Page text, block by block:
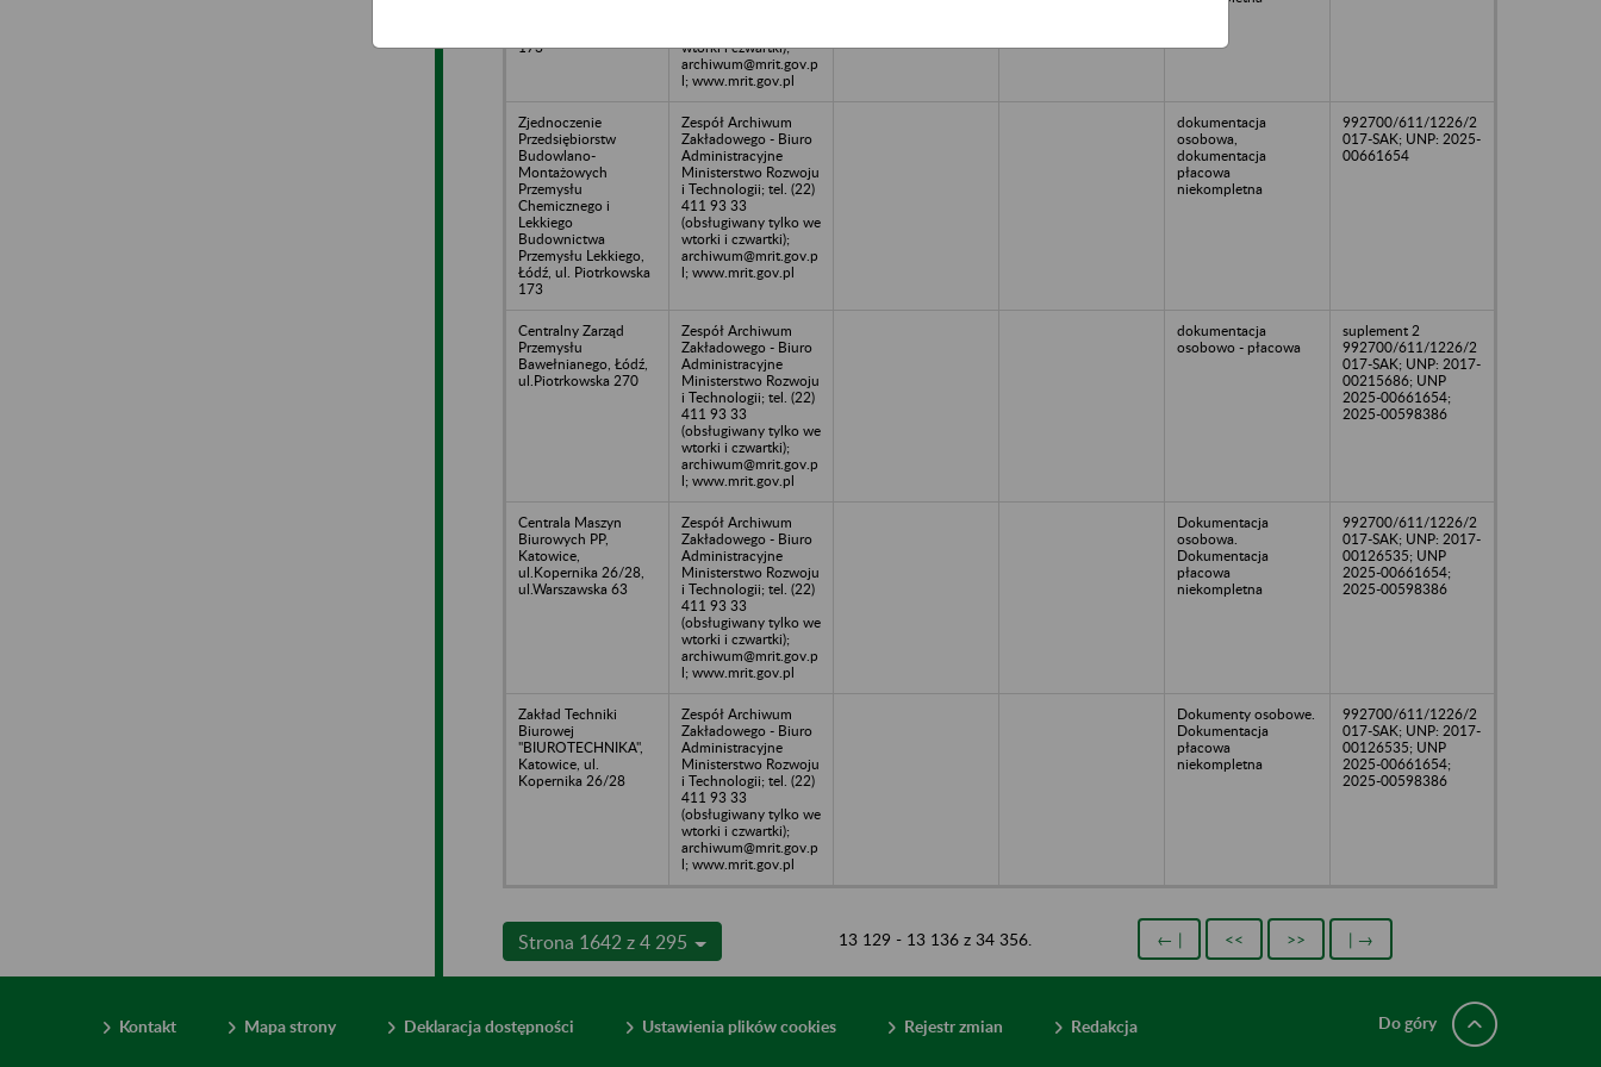
173
wtorki i czwartki);
archiwum@mrit.gov.p
l; www.mrit.gov.pl
Zjednoczenie
Przedsiębiorstw
Budowlano-
Montażowych
Przemysłu
Chemicznego i
Lekkiego
Budownictwa
Przemysłu Lekkiego,
Łódź, ul. Piotrkowska
173
Zespół Archiwum
Zakładowego - Biuro
Administracyjne
Ministerstwo Rozwoju
i Technologii; tel. (22)
411 93 33
(obsługiwany tylko we
wtorki i czwartki);
archiwum@mrit.gov.p
l; www.mrit.gov.pl
dokumentacja
osobowa,
dokumentacja
płacowa
niekompletna
992700/611/1226/2
017-SAK; UNP: 2025-
00661654
Centralny Zarząd
Przemysłu
Bawełnianego, Łódź,
ul.Piotrkowska 270
Zespół Archiwum
Zakładowego - Biuro
Administracyjne
Ministerstwo Rozwoju
i Technologii; tel. (22)
411 93 33
(obsługiwany tylko we
wtorki i czwartki);
archiwum@mrit.gov.p
l; www.mrit.gov.pl
dokumentacja
osobowo - płacowa
suplement 2
992700/611/1226/2
017-SAK; UNP: 2017-
00215686; UNP
2025-00661654;
2025-00598386
Centrala Maszyn
Biurowych PP,
Katowice,
ul.Kopernika 26/28,
ul.Warszawska 63
Zespół Archiwum
Zakładowego - Biuro
Administracyjne
Ministerstwo Rozwoju
i Technologii; tel. (22)
411 93 33
(obsługiwany tylko we
wtorki i czwartki);
archiwum@mrit.gov.p
l; www.mrit.gov.pl
Dokumentacja
osobowa.
Dokumentacja
płacowa
niekompletna
992700/611/1226/2
017-SAK; UNP: 2017-
00126535; UNP
2025-00661654;
2025-00598386
Zakład Techniki
Biurowej
"BIUROTECHNIKA",
Katowice, ul.
Kopernika 26/28
Zespół Archiwum
Zakładowego - Biuro
Administracyjne
Ministerstwo Rozwoju
i Technologii; tel. (22)
411 93 33
(obsługiwany tylko we
wtorki i czwartki);
archiwum@mrit.gov.p
l; www.mrit.gov.pl
Dokumenty osobowe.
Dokumentacja
płacowa
niekompletna
992700/611/1226/2
017-SAK; UNP: 2017-
00126535; UNP
2025-00661654;
2025-00598386
Strona 1642 z 4 295 13 129 - 13 136 z 34 356. ← | << >> | →
Kontakt Mapa strony Deklaracja dostępności Ustawienia plików cookies Rejestr zmian Redakcja Do góry